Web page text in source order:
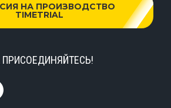
НА ПРОИЗВОДСТВО
TIMETRIAL